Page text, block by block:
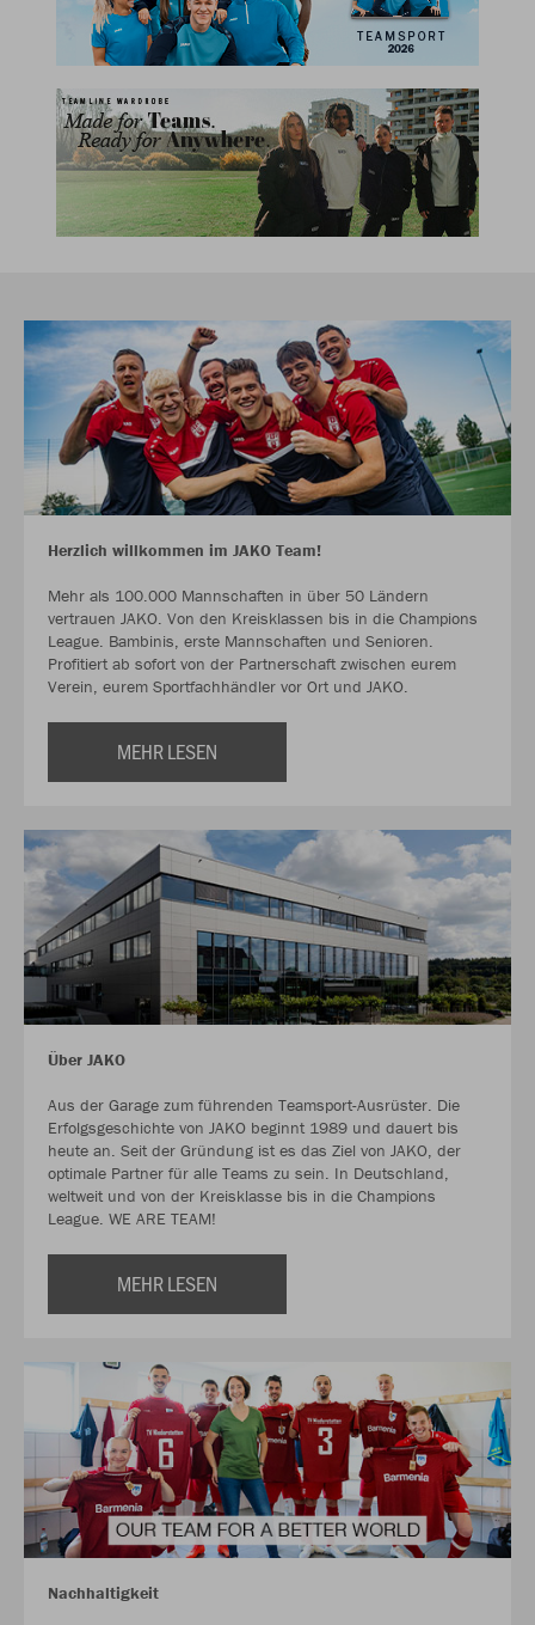
Herzlich willkommen im JAKO Team!
Mehr als 100.000 Mannschaften in über 50 Ländern
vertrauen JAKO. Von den Kreisklassen bis in die Champions
League. Bambinis, erste Mannschaften und Senioren.
Profitiert ab sofort von der Partnerschaft zwischen eurem
Verein, eurem Sportfachhändler vor Ort und JAKO.
MEHR LESEN
Über JAKO
Aus der Garage zum führenden Teamsport-Ausrüster. Die
Erfolgsgeschichte von JAKO beginnt 1989 und dauert bis
heute an. Seit der Gründung ist es das Ziel von JAKO, der
optimale Partner für alle Teams zu sein. In Deutschland,
weltweit und von der Kreisklasse bis in die Champions
League. WE ARE TEAM!
MEHR LESEN
Nachhaltigkeit